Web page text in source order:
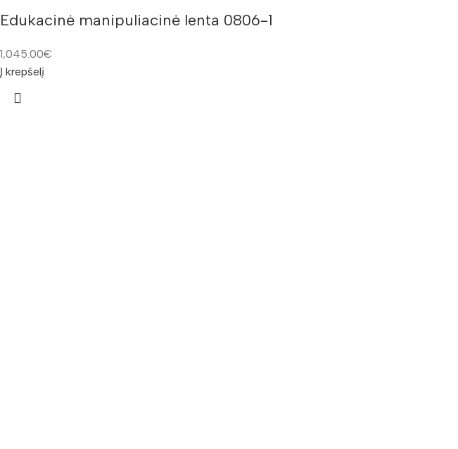
Edukacinė manipuliacinė lenta 0806-1
1,045.00€
Į krepšelį